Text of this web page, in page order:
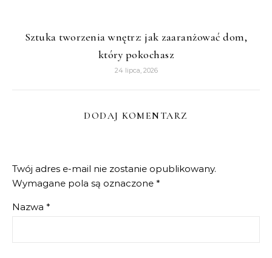
Sztuka tworzenia wnętrz: jak zaaranżować dom,
który pokochasz
24 lipca, 2026
DODAJ KOMENTARZ
Twój adres e-mail nie zostanie opublikowany.
Wymagane pola są oznaczone *
Nazwa *